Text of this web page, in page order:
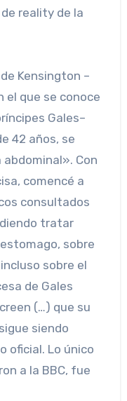
reality de la
Kensington –
el que se conoce
Gales–
42 años, se
Con
comencé a
consultados
tratar
sobre
sobre el
de Gales
(…) que su
siendo
oficial. Lo único
a la BBC, fue